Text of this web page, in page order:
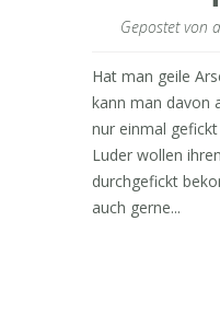
Gepostet von
Hat man geile
kann man davon
nur einmal
Luder wollen
durchgefickt
auch gerne...